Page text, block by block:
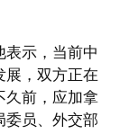
表示，当前中
展，双方正在
久前，应加拿
委员、外交部